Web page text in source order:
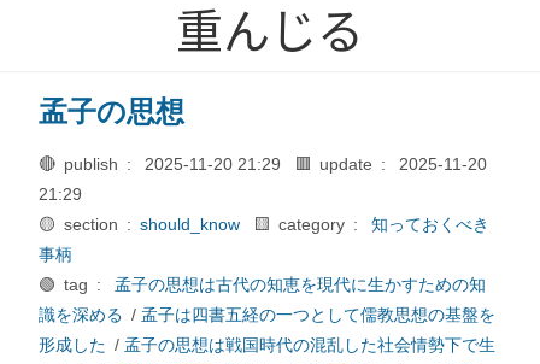
重んじる
孟子の思想
🔴 publish : 2025-11-20 21:29 🟥 update :
2025-11-20
21:29
🟡 section : should_know 🟨 category :
知っておくべき
事柄
🟢 tag :
孟子の思想は古代の知恵を現代に生かすための知
識を深める / 孟子は四書五経の一つとして儒教思想の基盤を
形成した / 孟子の思想は戦国時代の混乱した社会情勢下で生